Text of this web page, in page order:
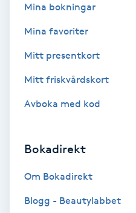
Gravidyoga
Gruppträning
Gua Sha-massage
Hatha Yoga
Headspa
Mina bokningar
Mina favoriter
Mitt presentkort
Mitt friskvårdskort
Avboka med kod
Bokadirekt
Om Bokadirekt
Blogg - Beautylabbet